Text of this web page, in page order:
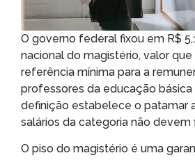
O governo federal fixou em R$
nacional do magistério, valor
referência mínima para a
professores da educação básica
definição estabelece o patamar
salários da categoria não devem
O piso do magistério é uma